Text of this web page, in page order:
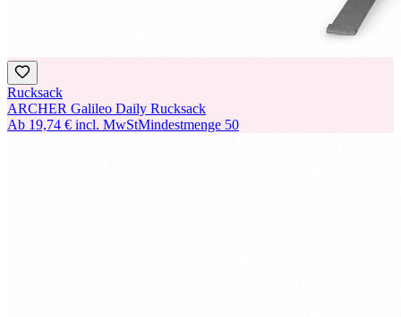
Rucksack
ARCHER Galileo Daily Rucksack
Ab 19,74 € incl. MwStMindestmenge 50